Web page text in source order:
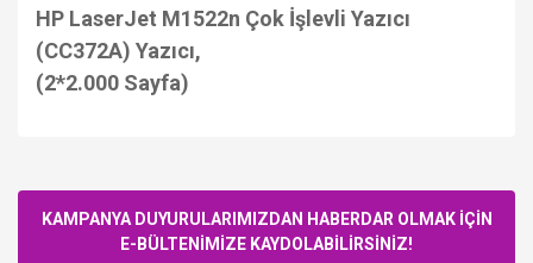
HP LaserJet M1522n Çok İşlevli Yazıcı
(CC372A) Yazıcı,
(2*2.000 Sayfa)
KAMPANYA DUYURULARIMIZDAN HABERDAR OLMAK İÇİN
E-BÜLTENİMİZE KAYDOLABİLİRSİNİZ!